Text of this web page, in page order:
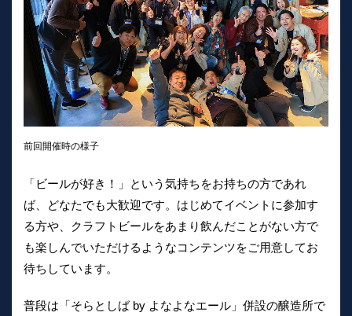
前回開催時の様子
「ビールが好き！」という気持ちをお持ちの方であれ
ば、どなたでも大歓迎です。はじめてイベントに参加す
る方や、クラフトビールをあまり飲んだことがない方で
も楽しんでいただけるようなコンテンツをご用意してお
待ちしています。
普段は「そらとしば by よなよなエール」併設の醸造所で